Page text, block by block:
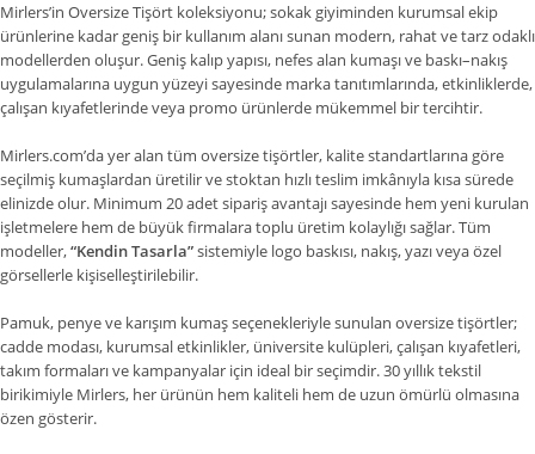
Mirlers’in Oversize Tişört koleksiyonu; sokak giyiminden kurumsal ekip
ürünlerine kadar geniş bir kullanım alanı sunan modern, rahat ve tarz odaklı
modellerden oluşur. Geniş kalıp yapısı, nefes alan kumaşı ve baskı–nakış
uygulamalarına uygun yüzeyi sayesinde marka tanıtımlarında, etkinliklerde,
çalışan kıyafetlerinde veya promo ürünlerde mükemmel bir tercihtir.
Mirlers.com’da yer alan tüm oversize tişörtler, kalite standartlarına göre
seçilmiş kumaşlardan üretilir ve stoktan hızlı teslim imkânıyla kısa sürede
elinizde olur. Minimum 20 adet sipariş avantajı sayesinde hem yeni kurulan
işletmelere hem de büyük firmalara toplu üretim kolaylığı sağlar. Tüm
modeller,“Kendin Tasarla”sistemiyle logo baskısı, nakış, yazı veya özel
görsellerle kişiselleştirilebilir.
Pamuk, penye ve karışım kumaş seçenekleriyle sunulan oversize tişörtler;
cadde modası, kurumsal etkinlikler, üniversite kulüpleri, çalışan kıyafetleri,
takım formaları ve kampanyalar için ideal bir seçimdir. 30 yıllık tekstil
birikimiyle Mirlers, her ürünün hem kaliteli hem de uzun ömürlü olmasına
özen gösterir.